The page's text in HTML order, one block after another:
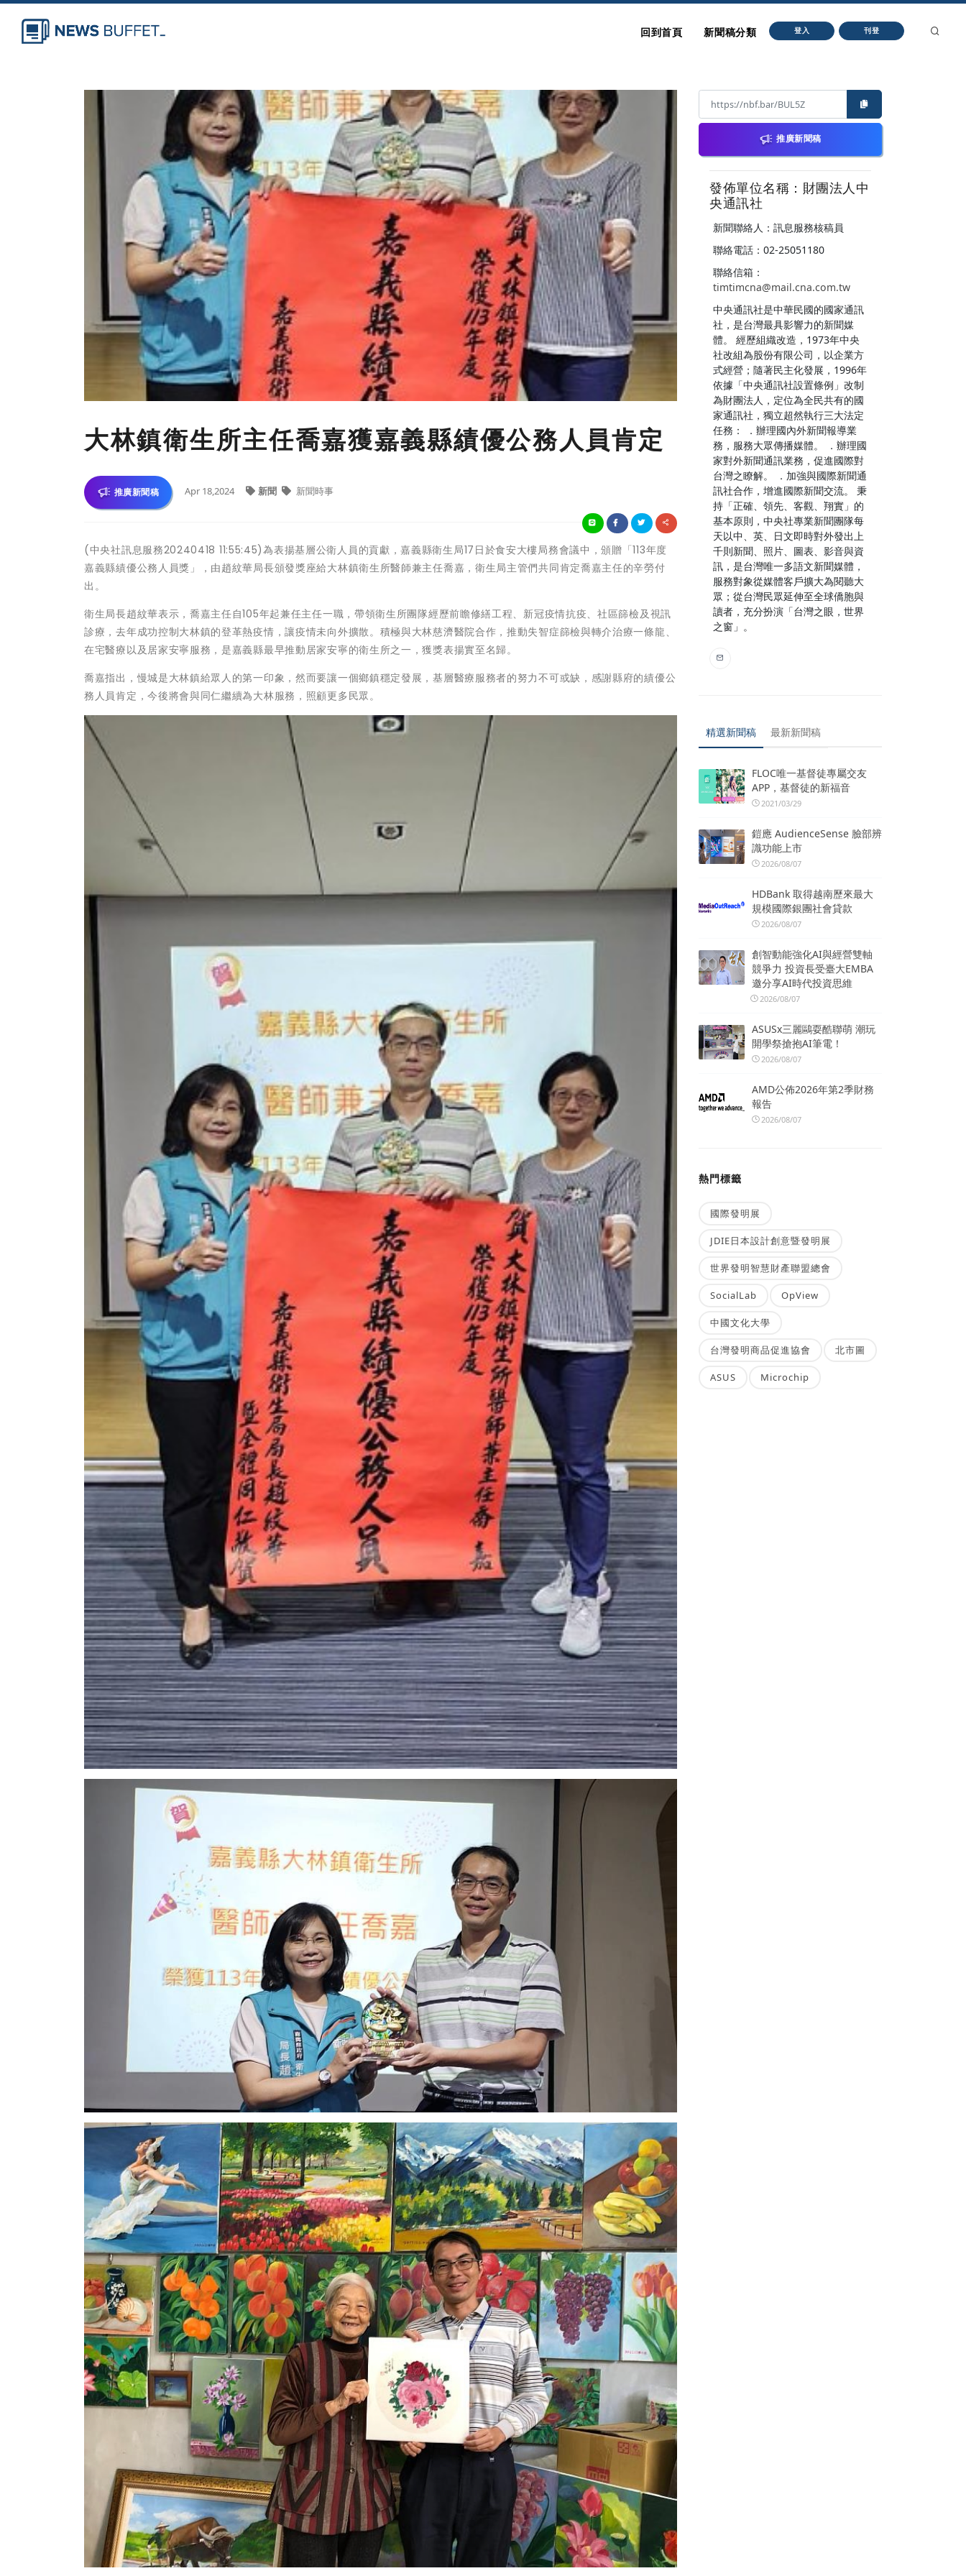
回到首頁 新聞稿分類 登入 刊登
大林鎮衛生所主任喬嘉獲嘉義縣績優公務人員肯定
推廣新聞稿 Apr 18,2024 新聞 新聞時事
(中央社訊息服務20240418 11:55:45)為表揚基層公衛人員的貢獻，嘉義縣衛生局17日於食安大樓局務會議中，頒贈「113年度
嘉義縣績優公務人員獎」，由趙紋華局長頒發獎座給大林鎮衛生所醫師兼主任喬嘉，衛生局主管們共同肯定喬嘉主任的辛勞付
出。
衛生局長趙紋華表示，喬嘉主任自105年起兼任主任一職，帶領衛生所團隊經歷前瞻修繕工程、新冠疫情抗疫、社區篩檢及視訊
診療，去年成功控制大林鎮的登革熱疫情，讓疫情未向外擴散。積極與大林慈濟醫院合作，推動失智症篩檢與轉介治療一條龍、
在宅醫療以及居家安寧服務，是嘉義縣最早推動居家安寧的衛生所之一，獲獎表揚實至名歸。
喬嘉指出，慢城是大林鎮給眾人的第一印象，然而要讓一個鄉鎮穩定發展，基層醫療服務者的努力不可或缺，感謝縣府的績優公
務人員肯定，今後將會與同仁繼續為大林服務，照顧更多民眾。
推廣新聞稿
發佈單位名稱：財團法人中
央通訊社
新聞聯絡人：訊息服務核稿員
聯絡電話：02-25051180
聯絡信箱：
timtimcna@mail.cna.com.tw
中央通訊社是中華民國的國家通訊
社，是台灣最具影響力的新聞媒
體。 經歷組織改造，1973年中央
社改組為股份有限公司，以企業方
式經營；隨著民主化發展，1996年
依據「中央通訊社設置條例」改制
為財團法人，定位為全民共有的國
家通訊社，獨立超然執行三大法定
任務： ．辦理國內外新聞報導業
務，服務大眾傳播媒體。 ．辦理國
家對外新聞通訊業務，促進國際對
台灣之瞭解。 ．加強與國際新聞通
訊社合作，增進國際新聞交流。 秉
持「正確、領先、客觀、翔實」的
基本原則，中央社專業新聞團隊每
天以中、英、日文即時對外發出上
千則新聞、照片、圖表、影音與資
訊，是台灣唯一多語文新聞媒體，
服務對象從媒體客戶擴大為閱聽大
眾；從台灣民眾延伸至全球僑胞與
讀者，充分扮演「台灣之眼，世界
之窗」。
精選新聞稿 最新新聞稿
FLOC唯一基督徒專屬交友
APP，基督徒的新福音
2021/03/29
鎧應 AudienceSense 臉部辨
識功能上市
2026/08/07
HDBank 取得越南歷來最大
規模國際銀團社會貸款
2026/08/07
創智動能強化AI與經營雙軸
競爭力 投資長受臺大EMBA
邀分享AI時代投資思維
2026/08/07
ASUSx三麗鷗耍酷聯萌 潮玩
開學祭搶抱AI筆電！
2026/08/07
AMD公佈2026年第2季財務
報告
2026/08/07
熱門標籤
國際發明展
JDIE日本設計創意暨發明展
世界發明智慧財產聯盟總會
SocialLab OpView
中國文化大學
台灣發明商品促進協會 北市圖
ASUS Microchip